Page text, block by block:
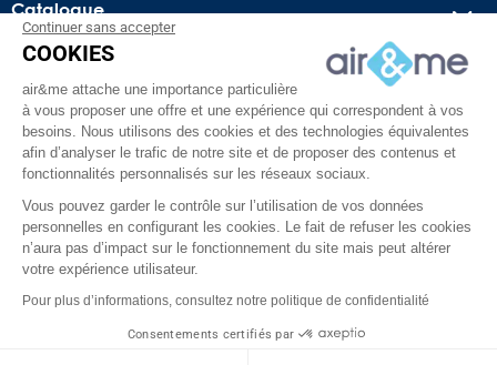
Catalogue
Recevez nos offres spéciales !
Conseils pratiques, bons plans exclusifs et actus sur l’air
intérieur. Pas de spam, juré !
FacebookYouTubePinterestInstagramTikTok
Continuer sans accepter
COOKIES
air&me attache une importance particulière
à vous proposer une offre et une expérience qui correspondent à vos
besoins. Nous utilisons des cookies et des technologies équivalentes
afin d’analyser le trafic de notre site et de proposer des contenus et
fonctionnalités personnalisés sur les réseaux sociaux.
Vous pouvez garder le contrôle sur l’utilisation de vos données
personnelles en configurant les cookies. Le fait de refuser les cookies
n’aura pas d’impact sur le fonctionnement du site mais peut altérer
votre expérience utilisateur.
Pour plus d’informations, consultez notre politique de confidentialité
Consentements certifiés par